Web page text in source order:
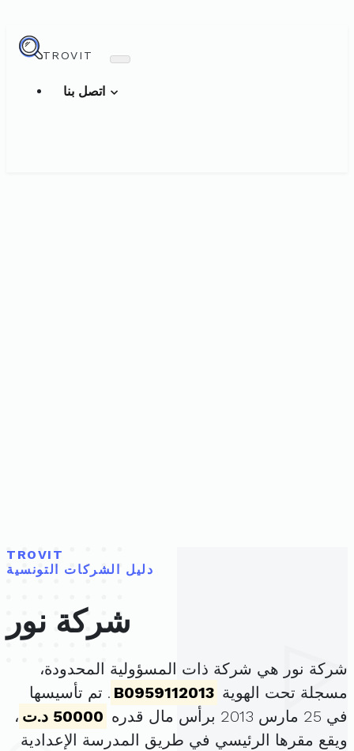
TROVIT
TROVIT
دليل الشركات التونسية
شركة نور
شركة نور هي شركة ذات المسؤولية المحدودة،
مسجلة تحت الهوية B0959112013 . تم تأسيسها
في 25 مارس 2013 برأس مال قدره
50000 د.ت
،
ويقع مقرها الرئيسي في طريق المدرسة الإعدادية